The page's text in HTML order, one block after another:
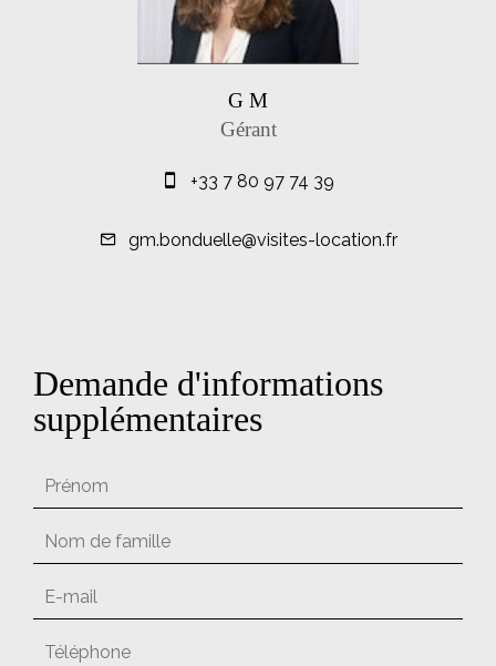
G M
Gérant
+33 7 80 97 74 39
gm.bonduelle@visites-location.fr
Demande d'informations
supplémentaires